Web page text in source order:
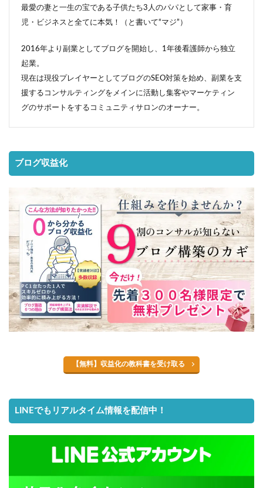
最愛の妻と一生の宝である子供たち3人のパパとして家事・育
児・ビジネスと全てに本気！（と書いて“マジ”）
2016年より副業としてブログを開始し、1年後看護師から独立
起業。
現在は現役プレイヤーとしてブログのSEO対策を始め、副業を支
援するコンサルティングをメインに活動し集客やマーケティン
グのサポートをするコミュニティサロンのオーナー。
ブログ収益化
【無料】収益化の教科書を受け取る
LINEでもリアルタイム情報を配信中！